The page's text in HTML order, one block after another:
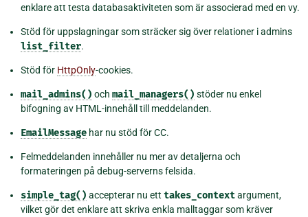
enklare att testa databasaktiviteten som är associerad med en vy.
Stöd för uppslagningar som sträcker sig över relationer i admins
list_filter.
Stöd för HttpOnly-cookies.
mail_admins() och mail_managers() stöder nu enkel
bifogning av HTML-innehåll till meddelanden.
EmailMessage har nu stöd för CC.
Felmeddelanden innehåller nu mer av detaljerna och
formateringen på debug-serverns felsida.
simple_tag() accepterar nu ett takes_contextargument,
vilket gör det enklare att skriva enkla malltaggar som kräver